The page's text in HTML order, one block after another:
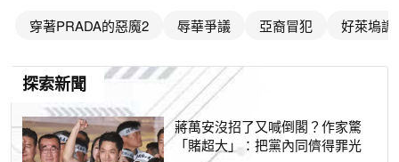
穿著PRADA的惡魔2 辱華爭議 亞裔冒犯 好萊塢調
探索新聞
蔣萬安沒招了又喊倒閣？作家驚
「賭超大」：把黨內同儕得罪光